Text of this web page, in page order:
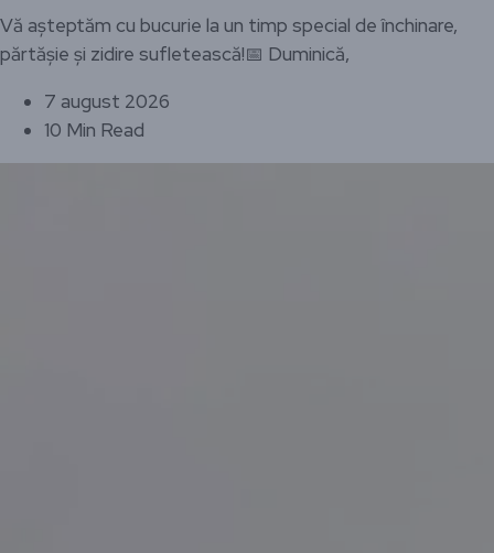
Vă așteptăm cu bucurie la un timp special de închinare,
părtășie și zidire sufletească!📅 Duminică,
7 august 2026
10 Min Read